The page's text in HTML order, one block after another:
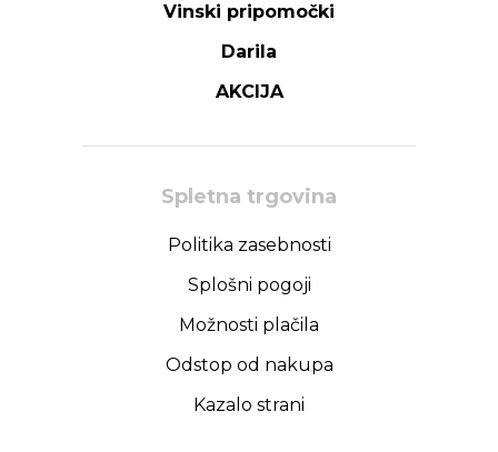
Vinski pripomočki
Darila
AKCIJA
Spletna trgovina
Politika zasebnosti
Splošni pogoji
Možnosti plačila
Odstop od nakupa
Kazalo strani